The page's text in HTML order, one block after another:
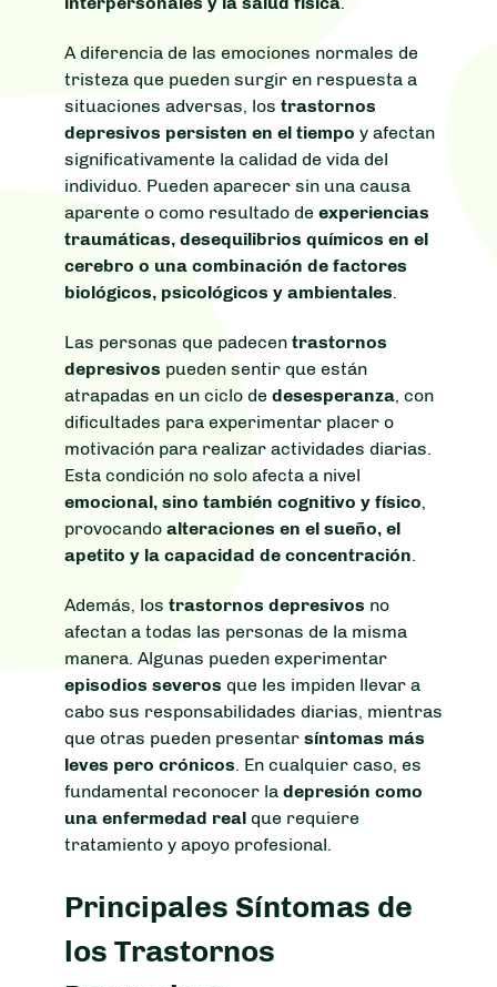
A diferencia de las emociones normales de
tristeza que pueden surgir en respuesta a
situaciones adversas, los trastornos
depresivos persisten en el tiempo y afectan
significativamente la calidad de vida del
individuo. Pueden aparecer sin una causa
aparente o como resultado de experiencias
traumáticas, desequilibrios químicos en el
cerebro o una combinación de factores
biológicos, psicológicos y ambientales.
Las personas que padecen trastornos
depresivos pueden sentir que están
atrapadas en un ciclo de desesperanza, con
dificultades para experimentar placer o
motivación para realizar actividades diarias.
Esta condición no solo afecta a nivel
emocional, sino también cognitivo y físico,
provocando alteraciones en el sueño, el
apetito y la capacidad de concentración.
Además, los trastornos depresivos no
afectan a todas las personas de la misma
manera. Algunas pueden experimentar
episodios severos que les impiden llevar a
cabo sus responsabilidades diarias, mientras
que otras pueden presentar síntomas más
leves pero crónicos. En cualquier caso, es
fundamental reconocer la depresión como
una enfermedad real que requiere
tratamiento y apoyo profesional.
Principales Síntomas de
los Trastornos